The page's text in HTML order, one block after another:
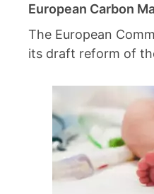
European Carbon
The European
its draft reform of